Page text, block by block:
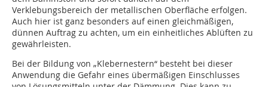
Verklebungsbereich der metallischen Oberfläche erfolgen.
Auch hier ist ganz besonders auf einen gleichmäßigen,
dünnen Auftrag zu achten, um ein einheitliches Ablüften zu
gewährleisten.
Bei der Bildung von „Klebernestern“ besteht bei dieser
Anwendung die Gefahr eines übermäßigen Einschlusses